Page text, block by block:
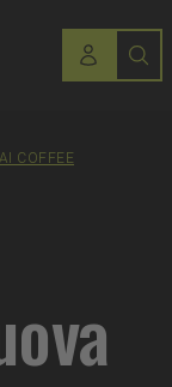
COFFEE